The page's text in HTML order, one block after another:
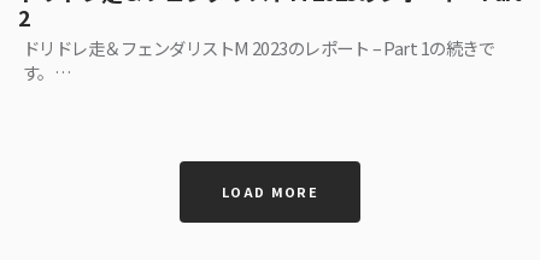
2
ドリドレ走＆フェンダリストM 2023のレポート – Part 1の続きで
す。…
LOAD MORE